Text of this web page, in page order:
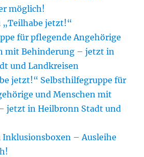
möglich!
„Teilhabe jetzt!“
für pflegende Angehörige
mit Behinderung – jetzt in
und Landkreisen
jetzt!“ Selbsthilfegruppe für
und Menschen mit
jetzt in Heilbronn Stadt und
Inklusionsboxen – Ausleihe